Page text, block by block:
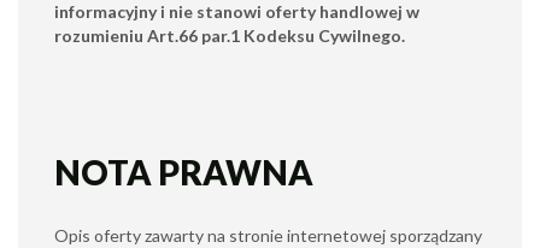
informacyjny i nie stanowi oferty handlowej w
rozumieniu Art.66 par.1 Kodeksu Cywilnego.
NOTA PRAWNA
Opis oferty zawarty na stronie internetowej sporządzany